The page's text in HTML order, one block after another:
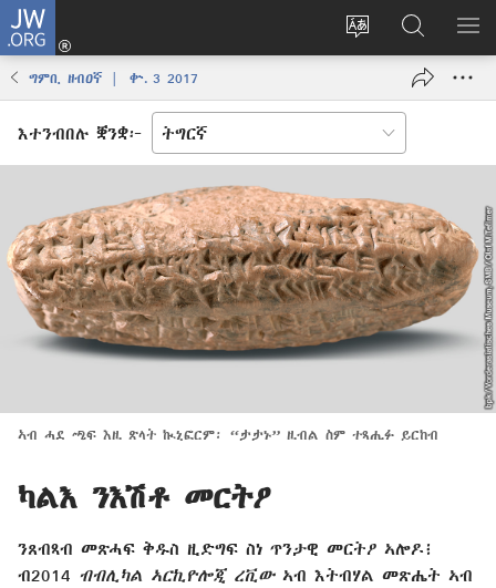
JW.ORG
ቋንቋ
እቶ
(opens
ኣብ
JW.ORG
ድለ
ግምቢ ዘብዐኛ | ቍ. 3 2017
እተንብበሉ ቛንቋ፦
ኣብ ሓደ ጫፍ እዚ ጽላት ኲኒፎርም፡ “ታታኑ” ዚብል ስም ተጻሒፉ ይርከብ
ካልእ ንእሽቶ መርትዖ
ንጸብጻብ መጽሓፍ ቅዱስ ዚድግፍ ስነ ጥንታዊ መርትዖ ኣሎዶ፧
ብ2014 ብብሊካል ኣርኪዮሎጂ ረቪውኣብ እትብሃል መጽሔት ኣብ